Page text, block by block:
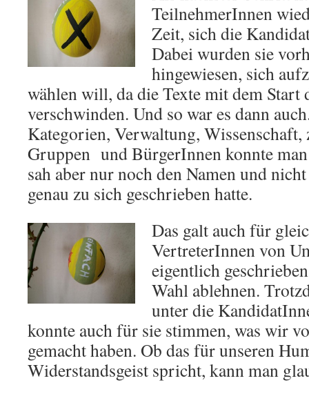
TeilnehmerInnen
Zeit, sich die
Dabei wurden sie
hingewiesen, sich
wählen will, da die Texte mit dem Start
verschwinden. Und so war es dann
Kategorien, Verwaltung,
Gruppen und BürgerInnen konnte
sah aber nur noch den Namen und
genau zu sich geschrieben hatte.
Das galt auch für
VertreterInnen von
eigentlich
Wahl ablehnen.
unter die
konnte auch für sie stimmen, was wir
gemacht haben. Ob das für unseren
Widerstandsgeist spricht, kann man